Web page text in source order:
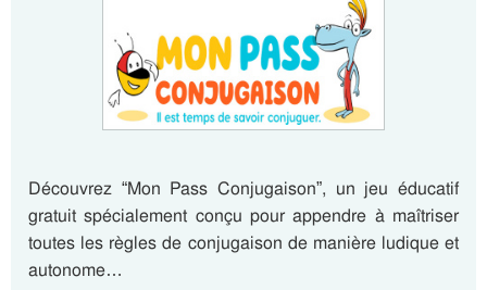
Découvrez “Mon Pass Conjugaison”, un jeu éducatif
gratuit spécialement conçu pour appendre à maîtriser
toutes les règles de conjugaison de manière ludique et
autonome…